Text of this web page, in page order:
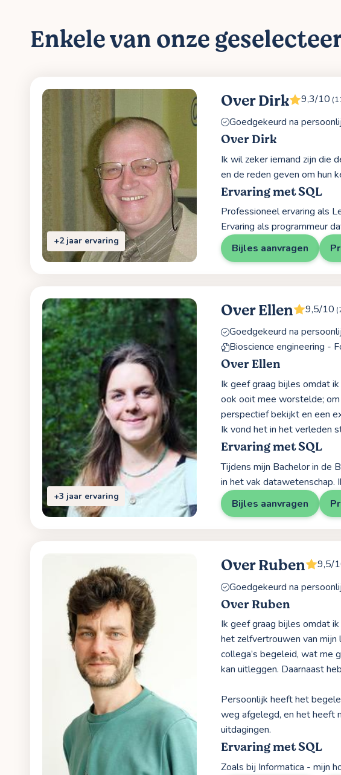
Enkele van onze
+2 jaar ervaring
Over Dirk 9,3/10
Goedgekeurd na
Over Dirk
Ik wil zeker iemand zijn die
en de reden geven om hun
Ervaring met SQL
Professioneel ervaring als
Ervaring als programmeur
Bijles aanvragen
+3 jaar ervaring
Over Ellen 9,5/10
Goedgekeurd na
Bioscience engineering -
Over Ellen
Ik geef graag bijles omdat
ook ooit mee worstelde;
perspectief bekijkt en een
Ik vond het in het verleden
Ervaring met SQL
Tijdens mijn Bachelor in de
in het vak datawetenschap.
Bijles aanvragen
Over Ruben 9,5/
Goedgekeurd na
Over Ruben
Ik geef graag bijles omdat
het zelfvertrouwen van mijn
collega’s begeleid, wat me
kan uitleggen. Daarnaast
Persoonlijk heeft het
weg afgelegd, en het heeft
uitdagingen.
Ervaring met SQL
Zoals bij Informatica - mijn